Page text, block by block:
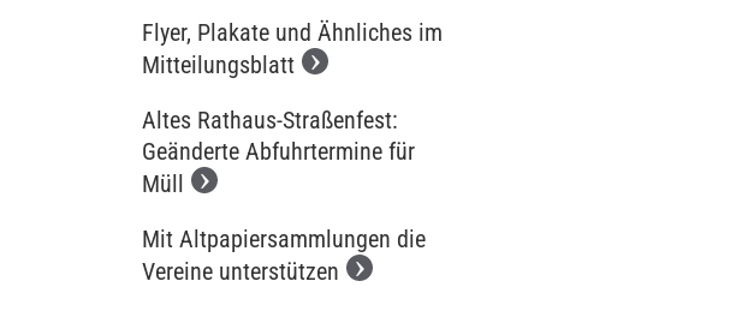
Flyer, Plakate und Ähnliches im
Mitteilungsblatt
Altes Rathaus-Straßenfest:
Geänderte Abfuhrtermine für
Müll
Mit Altpapiersammlungen die
Vereine unterstützen